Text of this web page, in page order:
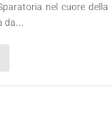
nel cuore
da...